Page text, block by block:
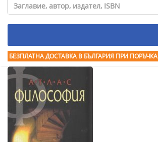
БЕЗПЛАТНА ДОСТАВКА В БЪЛГАРИЯ ПРИ ПОРЪЧКА